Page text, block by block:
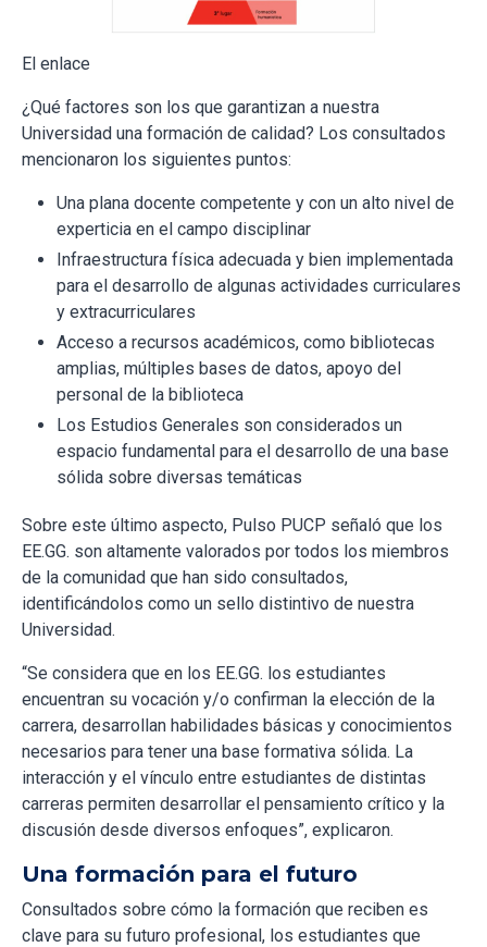
El enlace
¿Qué factores son los que garantizan a nuestra
Universidad una formación de calidad? Los consultados
mencionaron los siguientes puntos:
Una plana docente competente y con un alto nivel de
experticia en el campo disciplinar
Infraestructura física adecuada y bien implementada
para el desarrollo de algunas actividades curriculares
y extracurriculares
Acceso a recursos académicos, como bibliotecas
amplias, múltiples bases de datos, apoyo del
personal de la biblioteca
Los Estudios Generales son considerados un
espacio fundamental para el desarrollo de una base
sólida sobre diversas temáticas
Sobre este último aspecto, Pulso PUCP señaló que los
EE.GG. son altamente valorados por todos los miembros
de la comunidad que han sido consultados,
identificándolos como un sello distintivo de nuestra
Universidad.
“Se considera que en los EE.GG. los estudiantes
encuentran su vocación y/o confirman la elección de la
carrera, desarrollan habilidades básicas y conocimientos
necesarios para tener una base formativa sólida. La
interacción y el vínculo entre estudiantes de distintas
carreras permiten desarrollar el pensamiento crítico y la
discusión desde diversos enfoques”, explicaron.
Una formación para el futuro
Consultados sobre cómo la formación que reciben es
clave para su futuro profesional, los estudiantes que